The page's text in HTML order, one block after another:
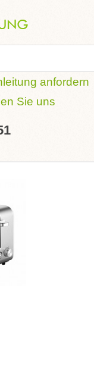
anfordern
Sie uns